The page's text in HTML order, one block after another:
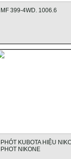
MF 399-4WD. 1006.6
PHÓT KUBOTA HIỆU
PHOT NIKONE